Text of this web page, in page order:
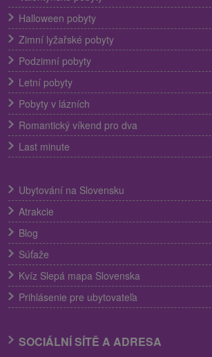
Halloween pobyty
Zimní lyžařské pobyty
Podzimní pobyty
Letní pobyty
Pobyty v lázních
Romantický víkend pro dva
Last minute
Ubytování na Slovensku
Atrakcie
Blog
Súťaže
Kvíz Slepá mapa Slovenska
Prihlásenie pre ubytovateľa
SOCIÁLNÍ SÍTĚ A ADRESA